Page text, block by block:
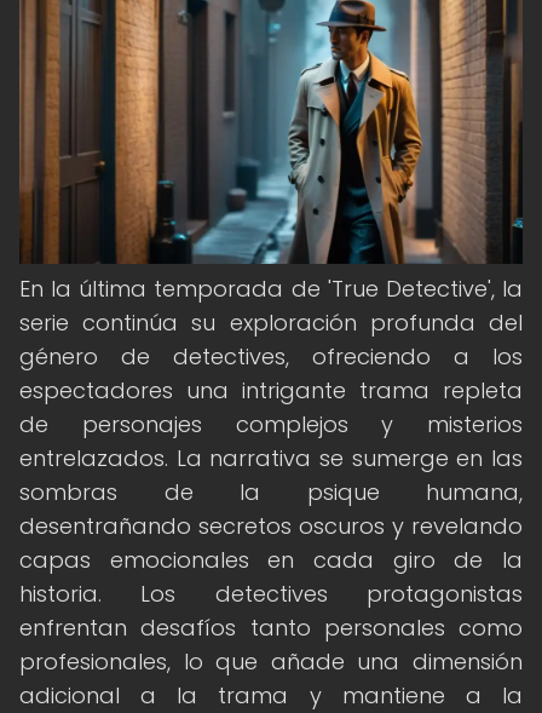
En la última temporada de 'True Detective', la
serie continúa su exploración profunda del
género de detectives, ofreciendo a los
espectadores una intrigante trama repleta
de personajes complejos y misterios
entrelazados. La narrativa se sumerge en las
sombras de la psique humana,
desentrañando secretos oscuros y revelando
capas emocionales en cada giro de la
historia. Los detectives protagonistas
enfrentan desafíos tanto personales como
profesionales, lo que añade una dimensión
adicional a la trama y mantiene a la